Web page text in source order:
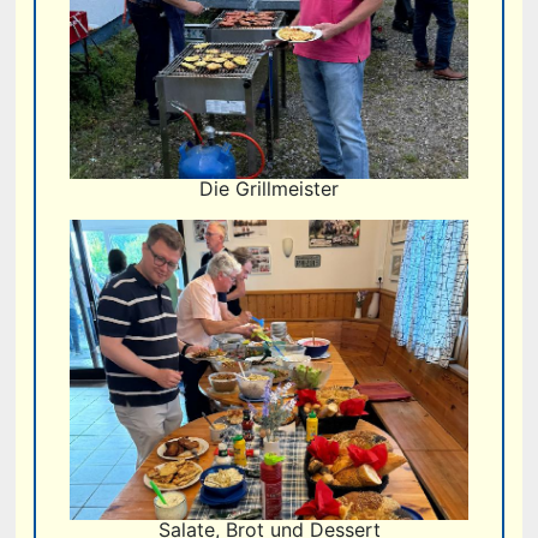
Die Grillmeister
Salate, Brot und Dessert